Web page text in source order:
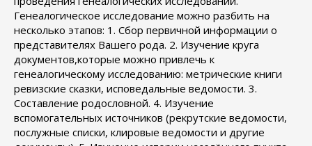
Генеалогическое исследование можно разбить на
несколько этапов: 1. Сбор первичной информации о
представителях Вашего рода. 2. Изучение круга
документов,которые можно привлечь к
генеалогическому исследованию: метрические книги
ревизские сказки, исповедальные ведомости. 3.
Составление родословной. 4. Изучение
вспомогательных источников (рекрутские ведомости,
послужные списки, клировые ведомости и другие